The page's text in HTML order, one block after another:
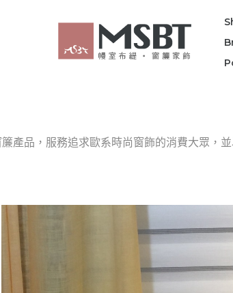
產品，服務追求歐系時尚窗飾的消費大眾，